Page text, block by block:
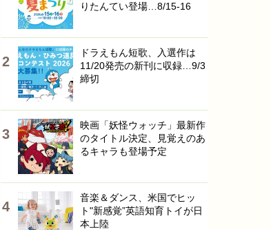
りたんてい登場…8/15-16
ドラえもん短歌、入選作は
11/20発売の新刊に収録…9/3
締切
映画「妖怪ウォッチ」最新作
のタイトル決定、見覚えのあ
るキャラも登場予定
音楽＆ダンス、米国でヒッ
ト"新感覚”英語知育トイが日
本上陸